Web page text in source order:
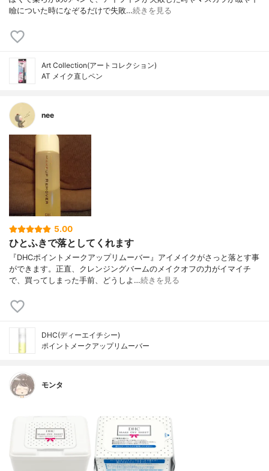
瞼についた時になぞるだけで失敗…続きを見る
Art Collection(アートコレクション)
AT メイク直しペン
nee
5.00
ひとふきで落としてくれます
『DHCポイントメークアップリムーバー』アイメイクがさっと落とす事
ができます。正直、クレンジングバームのメイクオフの力がイマイチ
で、買ってしまった手前、どうしよ…続きを見る
DHC(ディーエイチシー)
ポイントメークアップリムーバー
モンタ